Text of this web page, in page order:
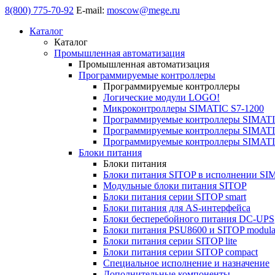
8(800) 775-70-92 E-mail: moscow@mege.ru
Каталог
Каталог
Промышленная автоматизация
Промышленная автоматизация
Программируемые контроллеры
Программируемые контроллеры
Логические модули LOGO!
Микроконтроллеры SIMATIC S7-1200
Программируемые контроллеры
Программируемые контроллеры
Программируемые контроллеры
Блоки питания
Блоки питания
Блоки питания SITOP в исполнении
Модульные блоки питания SITOP
Блоки питания серии SITOP smart
Блоки питания для AS-интерфейса
Блоки бесперебойного питания DC-UPS
Блоки питания PSU8600 и SITOP
Блоки питания серии SITOP lite
Блоки питания серии SITOP compact
Специальное исполнение и назначение